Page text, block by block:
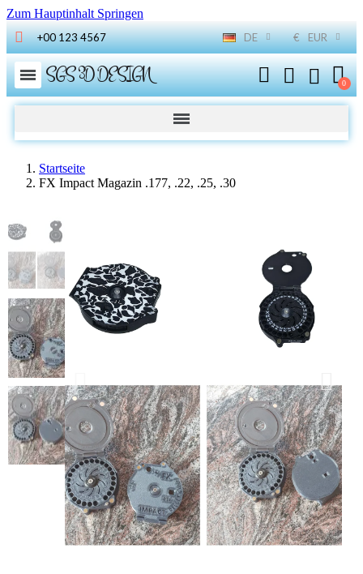
Zum Hauptinhalt Springen
+00 123 4567 DE € EUR
SGS 3D DESIGN
Startseite
FX Impact Magazin .177, .22, .25, .30